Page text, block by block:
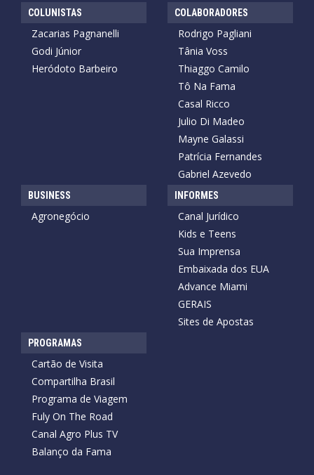
COLUNISTAS
Zacarias Pagnanelli
Godi Júnior
Heródoto Barbeiro
COLABORADORES
Rodrigo Pagliani
Tânia Voss
Thiaggo Camilo
Tô Na Fama
Casal Ricco
Julio Di Madeo
Mayne Galassi
Patrícia Fernandes
Gabriel Azevedo
BUSINESS
Agronegócio
INFORMES
Canal Jurídico
Kids e Teens
Sua Imprensa
Embaixada dos EUA
Advance Miami
GERAIS
Sites de Apostas
PROGRAMAS
Cartão de Visita
Compartilha Brasil
Programa de Viagem
Fuly On The Road
Canal Agro Plus TV
Balanço da Fama